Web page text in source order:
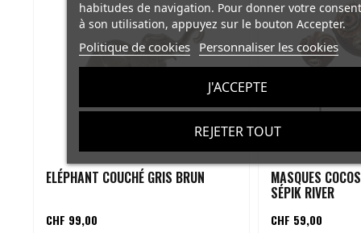
ELÉPHANT COUCHÉ GRIS BRUN
CHF 99,00
MASQUES
SÉPIK RIVER
CHF 59,00
habitudes de navigation. Pour donner votre
à son utilisation, appuyez sur le bouton Accepter.
Politique de cookies Personnaliser les cookies
REJETER TOUT
J'ACCEPTE